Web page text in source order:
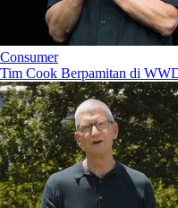
Consumer
Tim Cook Berpamitan di